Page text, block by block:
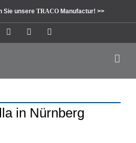
Sie unsere TRACO Manufactur! >>
FacebookPinterest
in Nürnberg